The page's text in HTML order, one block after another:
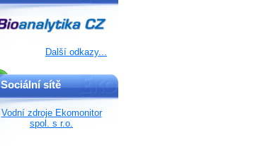
Další odkazy...
Sociální sítě
Vodní zdroje Ekomonitor
spol. s r.o.